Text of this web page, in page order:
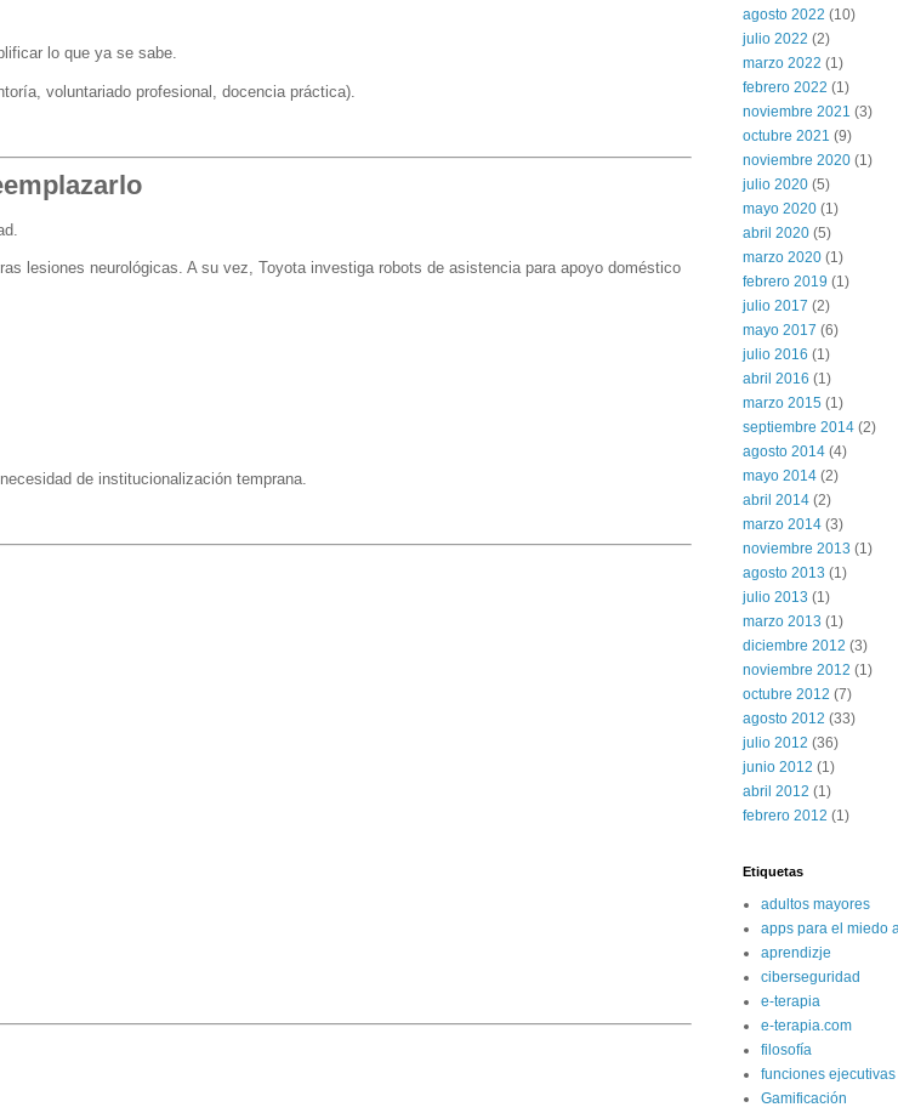
lo que ya se sabe.
voluntariado profesional, docencia práctica).
lesiones neurológicas. A su vez, Toyota investiga robots de asistencia para apoyo doméstico
de institucionalización temprana.
agosto 2022 (10)
julio 2022 (2)
marzo 2022 (1)
febrero 2022 (1)
noviembre 2021 (3)
octubre 2021 (9)
noviembre 2020 (1)
julio 2020 (5)
mayo 2020 (1)
abril 2020 (5)
marzo 2020 (1)
febrero 2019 (1)
julio 2017 (2)
mayo 2017 (6)
julio 2016 (1)
abril 2016 (1)
marzo 2015 (1)
septiembre 2014 (2)
agosto 2014 (4)
mayo 2014 (2)
abril 2014 (2)
marzo 2014 (3)
noviembre 2013 (1)
agosto 2013 (1)
julio 2013 (1)
marzo 2013 (1)
diciembre 2012 (3)
noviembre 2012 (1)
octubre 2012 (7)
agosto 2012 (33)
julio 2012 (36)
junio 2012 (1)
abril 2012 (1)
febrero 2012 (1)
Etiquetas
adultos mayores
apps para el miedo
aprendizje
ciberseguridad
e-terapia
e-terapia.com
filosofía
funciones ejecutivas
Gamificación